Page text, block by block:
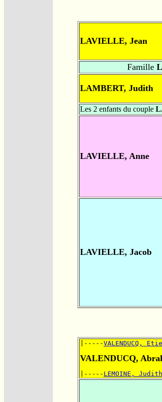
LAVIELLE, Jean
Famille
LAMBERT, Judith
Les 2 enfants du couple
LAVIELLE, Anne
LAVIELLE, Jacob
|-----VALENDUCQ,
VALENDUCQ,
|----- LEMOINE, Judith